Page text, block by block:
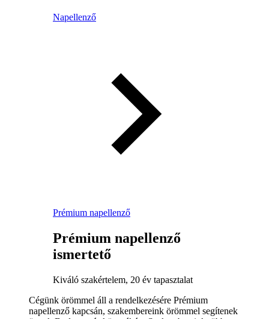
Napellenző
Prémium napellenző
Prémium napellenző
ismertető
Kiváló szakértelem, 20 év tapasztalat
Cégünk örömmel áll a rendelkezésére Prémium
napellenző kapcsán, szakembereink örömmel segítenek